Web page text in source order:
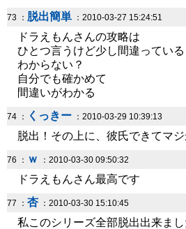
73 ： 脱出簡単 ：2010-03-27 15:24:51
ドラえもんさんの攻略は
ひとつ言うけど少し間違っている
わからない？
自分でも確かめて
間違いがわかる
74 ： くっきー ：2010-03-29 10:39:13
脱出！その上に、彼氏できてマ
76 ： ｗ ：2010-03-30 09:50:32
ドラえもんさん最高です
77 ： 杏 ：2010-03-30 15:10:45
私このシリーズ全部脱出出来まし